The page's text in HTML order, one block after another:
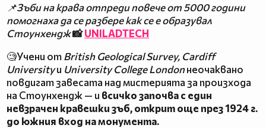
📌Зъби на крава отпреди повече от 5000 години
помогнаха да се разбере как се е образувал
Стоунхендж📸UNILADTECH
🧐Учени отBritish Geological Survey, Cardiff
Universityи University College Londonнеочаквано
повдигат завесата над мистерията за произхода
на Стоунхендж — и всичко започва с един
невзрачен кравешки зъб, открит още през 1924 г.
до южния вход на монумента.